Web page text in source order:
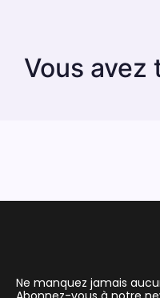
Vous avez
Ne manquez jamais